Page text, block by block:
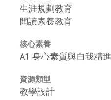
生涯規劃教育
閱讀素養教育
核心素養
A1 身心素質與自我精進
資源類型
教學設計